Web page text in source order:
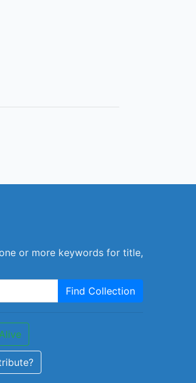
or more keywords for title,
Find Collection